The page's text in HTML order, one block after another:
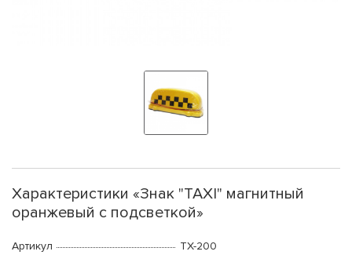
Характеристики «Знак "TAXI" магнитный
оранжевый с подсветкой»
Артикул
ТХ-200